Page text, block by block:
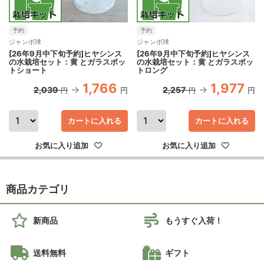
予約
ジャンボ球
[26年9月中下旬予約]ヒヤシンス
の水栽培セット：黄 とガラスポッ
トショート
2,039 円 1,766 円
お気に入り追加
カートに入れる
予約
ジャンボ球
[26年9月中下旬予約]ヒヤシンス
の水栽培セット：黄 とガラスポッ
トロング
2,257 円 1,977 円
お気に入り追加
カートに入れる
商品カテゴリ
新商品 もうすぐ入荷！
送料無料 ギフト